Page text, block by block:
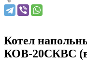
Котел
КОВ-20СКВС